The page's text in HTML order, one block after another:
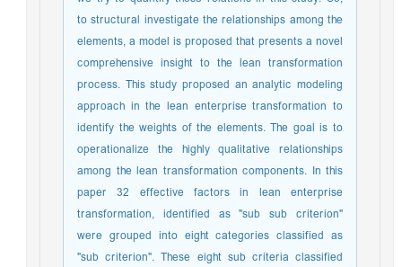
to structural investigate the relationships among the
elements, a model is proposed that presents a novel
comprehensive insight to the lean transformation
process. This study proposed an analytic modeling
approach in the lean enterprise transformation to
identify the weights of the elements. The goal is to
operationalize the highly qualitative relationships
among the lean transformation components. In this
paper 32 effective factors in lean enterprise
transformation, identified as "sub sub criterion"
were grouped into eight categories classified as
"sub criterion". These eight sub criteria classified